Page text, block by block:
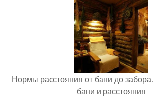
Нормы расстояния от бани до
бани и расстояния